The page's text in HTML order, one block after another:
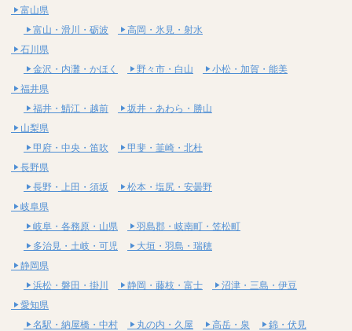
富山県
富山・滑川・砺波
高岡・氷見・射水
石川県
金沢・内灘・かほく
野々市・白山
小松・加賀・能美
福井県
福井・鯖江・越前
坂井・あわら・勝山
山梨県
甲府・中央・笛吹
甲斐・韮崎・北杜
長野県
長野・上田・須坂
松本・塩尻・安曇野
岐阜県
岐阜・各務原・山県
羽島郡・岐南町・笠松町
多治見・土岐・可児
大垣・羽島・瑞穂
静岡県
浜松・磐田・掛川
静岡・藤枝・富士
沼津・三島・伊豆
愛知県
名駅・納屋橋・中村
丸の内・久屋 高岳・泉
錦・伏見